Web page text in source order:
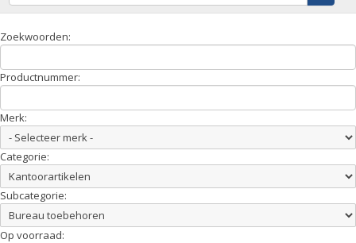
Zoekwoorden:
Productnummer:
Merk:
Categorie:
Subcategorie:
Op voorraad: